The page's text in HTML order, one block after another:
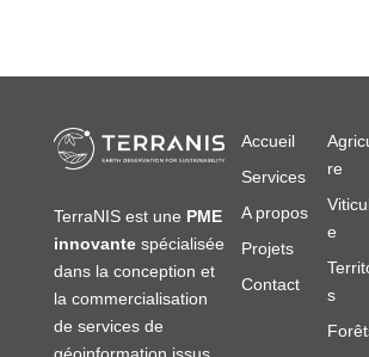
TerraNIS est une PME
innovantespécialisée
dans la conception et
la commercialisation
de services de
Accueil
Services
A propos
Projets
Contact
re
e
s